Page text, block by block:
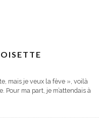
mais je veux la fève », voilà
Pour ma part, je m’attendais à